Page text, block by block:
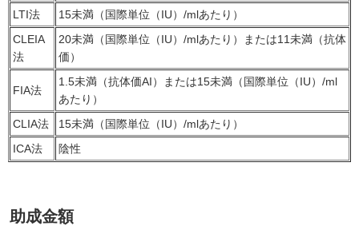
LTI法
15未満（国際単位（IU）/mlあたり）
CLEIA
法
20未満（国際単位（IU）/mlあたり）または11未満（抗体
価）
FIA法
1.5未満（抗体価AI）または15未満（国際単位（IU）/ml
あたり）
CLIA法
15未満（国際単位（IU）/mlあたり）
ICA法
陰性
助成金額